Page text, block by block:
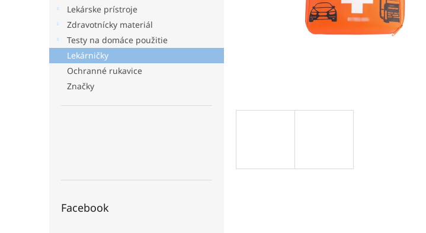
Lekárske prístroje
Zdravotnícky materiál
Testy na domáce použitie
Lekárničky
Ochranné rukavice
Značky
Facebook